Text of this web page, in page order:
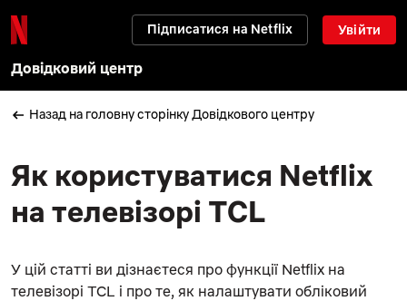
Підписатися на Netflix Увійти
Довідковий центр
Назад на головну сторінку Довідкового центру
Як користуватися Netflix
на телевізорі TCL
У цій статті ви дізнаєтеся про функції Netflix на
телевізорі TCL і про те, як налаштувати обліковий